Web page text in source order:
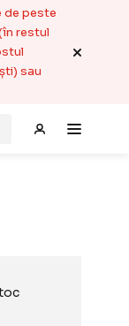
de peste
restul
sau